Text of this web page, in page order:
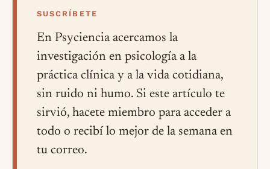
SUSCRÍBETE
En Psyciencia acercamos la
investigación en psicología a la
práctica clínica y a la vida cotidiana,
sin ruido ni humo. Si este artículo te
sirvió, hacete miembro para acceder a
todo o recibí lo mejor de la semana en
tu correo.